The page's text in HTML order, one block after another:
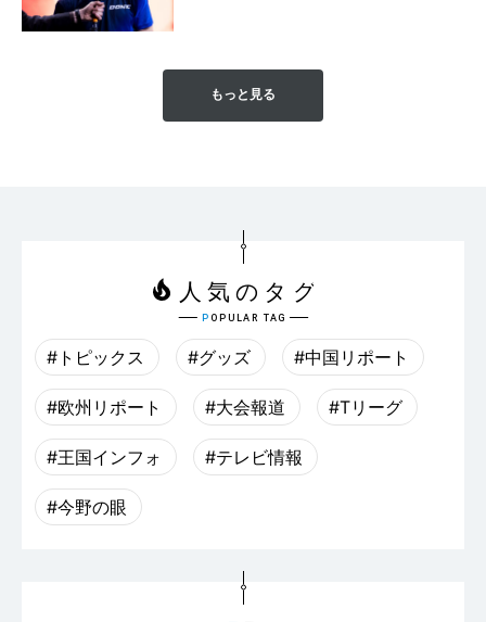
もっと見る
#トピックス #グッズ #中国リポート
#欧州リポート #大会報道 #Tリーグ
#王国インフォ #テレビ情報
#今野の眼